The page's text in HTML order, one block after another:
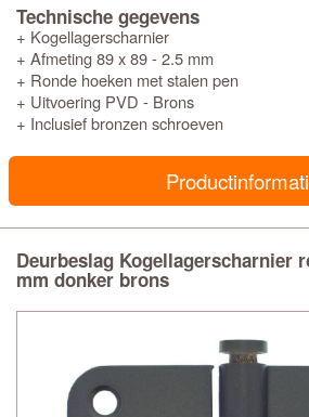
Technische gegevens
+ Kogellagerscharnier
+ Afmeting 89 x 89 - 2.5 mm
+ Ronde hoeken met stalen pen
+ Uitvoering PVD - Brons
+ Inclusief bronzen schroeven
Deurbeslag Kogellagerscharnier
mm donker brons